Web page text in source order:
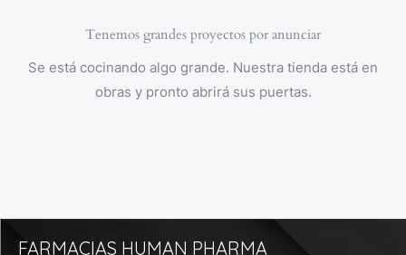
Tenemos grandes proyectos por anunciar
Se está cocinando algo grande. Nuestra tienda está en
obras y pronto abrirá sus puertas.
FARMACIAS HUMAN PHARMA